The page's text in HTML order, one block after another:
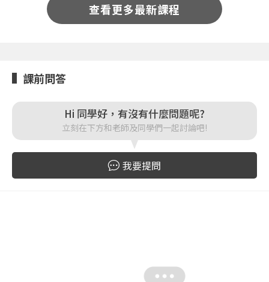
或
登入
或
註冊
按下註冊即代表你同意我們的使用者條款
查看更多最新課程
課前問答
Hi 同學好，有沒有什麼問題呢?
立刻在下方和老師及同學們一起討論吧!
我要提問